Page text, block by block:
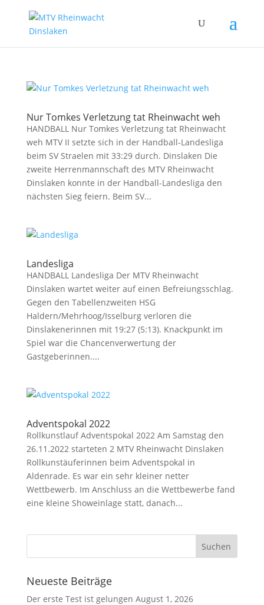
Nur Tomkes Verletzung tat Rheinwacht weh
HANDBALL Nur Tomkes Verletzung tat Rheinwacht
weh MTV II setzte sich in der Handball-Landesliga
beim SV Straelen mit 33:29 durch. Dinslaken Die
zweite Herrenmannschaft des MTV Rheinwacht
Dinslaken konnte in der Handball-Landesliga den
nächsten Sieg feiern. Beim SV...
Landesliga
HANDBALL Landesliga Der MTV Rheinwacht
Dinslaken wartet weiter auf einen Befreiungsschlag.
Gegen den Tabellenzweiten HSG
Haldern/Mehrhoog/Isselburg verloren die
Dinslakenerinnen mit 19:27 (5:13). Knackpunkt im
Spiel war die Chancenverwertung der
Gastgeberinnen....
Adventspokal 2022
Rollkunstlauf Adventspokal 2022 Am Samstag den
26.11.2022 starteten 2 MTV Rheinwacht Dinslaken
Rollkunstäuferinnen beim Adventspokal in
Aldenrade. Es war ein sehr kleiner netter
Wettbewerb. Im Anschluss an die Wettbewerbe fand
eine kleine Showeinlage statt, danach...
Neueste Beiträge
Der erste Test ist gelungen August 1, 2026